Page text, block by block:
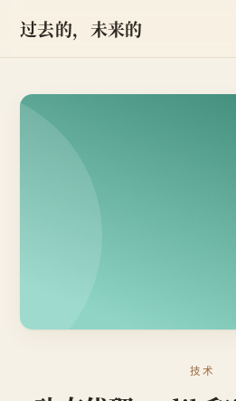
过去的，未来的
技术